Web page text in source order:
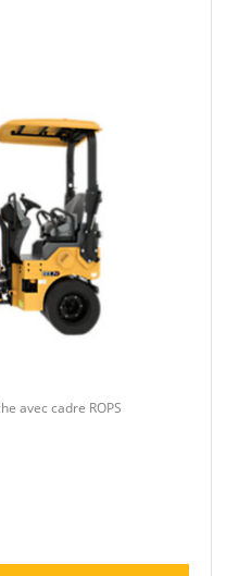
avec cadre ROPS